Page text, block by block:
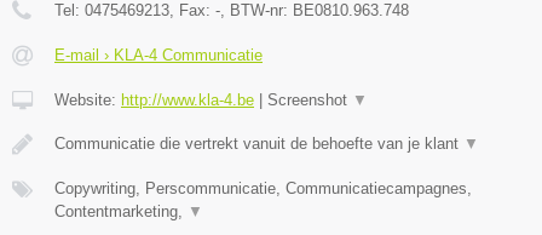
Tel: 0475469213, Fax: -, BTW-nr: BE0810.963.748
E-mail › KLA-4 Communicatie
Website: http://www.kla-4.be Screenshot ▼
Communicatie die vertrekt vanuit de behoefte van je klant ▼
Copywriting, Perscommunicatie, Communicatiecampagnes,
Contentmarketing, ▼